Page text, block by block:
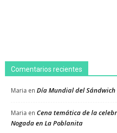
Comentarios recientes
Maria en Día Mundial del Sándwich
Maria en Cena temática de la
Nogada en La Poblanita